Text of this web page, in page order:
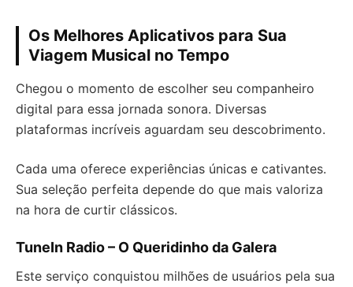
Os Melhores Aplicativos para Sua
Viagem Musical no Tempo
Chegou o momento de escolher seu companheiro
digital para essa jornada sonora. Diversas
plataformas incríveis aguardam seu descobrimento.
Cada uma oferece experiências únicas e cativantes.
Sua seleção perfeita depende do que mais valoriza
na hora de curtir clássicos.
TuneIn Radio – O Queridinho da Galera
Este serviço conquistou milhões de usuários pela sua